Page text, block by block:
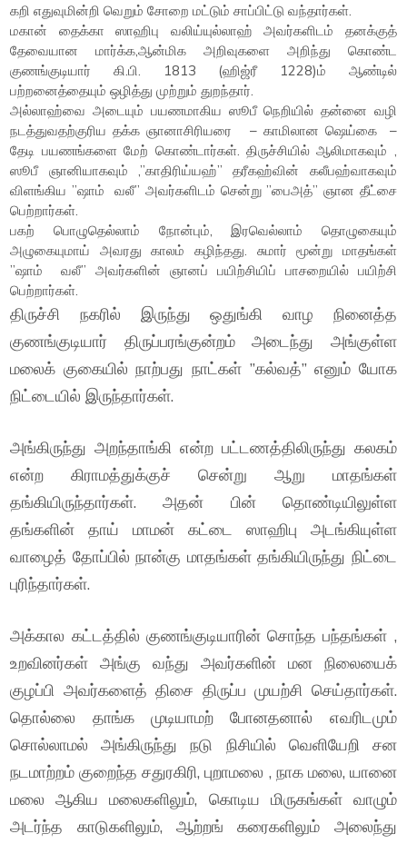
கறி எதுவுமின்றி வெறும் சோறை மட்டும் சாப்பிட்டு வந்தார்கள்.
மகான் தைக்கா ஸாஹிபு வலிய்யுல்லாஹ் அவர்களிடம் தனக்குத்
தேவையான மார்க்க,ஆன்மிக அறிவுகளை அறிந்து கொண்ட
குணங்குடியார் கி.பி. 1813 (ஹிஜ்ரீ 1228)ம் ஆண்டில்
பற்றனைத்தையும் ஒழித்து முற்றும் துறந்தார்.
அல்லாஹ்வை அடையும் பயணமாகிய ஸூபீ நெறியில் தன்னை வழி
நடத்துவதற்குரிய தக்க ஞானாசிரியரை – காமிலான ஷெய்கை –
தேடி பயணங்களை மேற் கொண்டார்கள். திருச்சியில் ஆலிமாகவும் ,
ஸூபீ ஞானியாகவும் ,”காதிரிய்யஹ்” தரீகஹ்வின் கலீபஹ்வாகவும்
விளங்கிய ”ஷாம் வலீ” அவர்களிடம் சென்று ”பைஅத்” ஞான தீட்சை
பெற்றார்கள்.
பகற் பொழுதெல்லாம் நோன்பும், இரவெல்லாம் தொழுகையும்
அழுகையுமாய் அவரது காலம் கழிந்தது. சுமார் மூன்று மாதங்கள்
”ஷாம் வலீ” அவர்களின் ஞானப் பயிற்சியிப் பாசறையில் பயிற்சி
பெற்றார்கள்.
திருச்சி நகரில் இருந்து ஒதுங்கி வாழ நினைத்த
குணங்குடியார் திருப்பரங்குன்றம் அடைந்து அங்குள்ள
மலைக் குகையில் நாற்பது நாட்கள் ”கல்வத்” எனும் யோக
நிட்டையில் இருந்தார்கள்.
அங்கிருந்து அறந்தாங்கி என்ற பட்டணத்திலிருந்து கலகம்
என்ற கிராமத்துக்குச் சென்று ஆறு மாதங்கள்
தங்கியிருந்தார்கள். அதன் பின் தொண்டியிலுள்ள
தங்களின் தாய் மாமன் கட்டை ஸாஹிபு அடங்கியுள்ள
வாழைத் தோப்பில் நான்கு மாதங்கள் தங்கியிருந்து நிட்டை
புரிந்தார்கள்.
அக்கால கட்டத்தில் குணங்குடியாரின் சொந்த பந்தங்கள் ,
உறவினர்கள் அங்கு வந்து அவர்களின் மன நிலையைக்
குழப்பி அவர்களைத் திசை திருப்ப முயற்சி செய்தார்கள்.
தொல்லை தாங்க முடியாமற் போனதனால் எவரிடமும்
சொல்லாமல் அங்கிருந்து நடு நிசியில் வெளியேறி சன
நடமாற்றம் குறைந்த சதுரகிரி, புறாமலை , நாக மலை, யானை
மலை ஆகிய மலைகளிலும், கொடிய மிருகங்கள் வாழும்
அடர்ந்த காடுகளிலும், ஆற்றங் கரைகளிலும் அலைந்து